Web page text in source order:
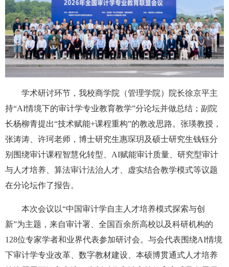
学术研讨环节，我校商学院（管理学院）院长徐京平主
持“AI情境下的审计学专业教育教学”分论坛并做总结；副院
长杨柳青提出“技术赋能+课程重构”的教改思路。张瑛教授，
张涛涛、许珂老师，博士研究生惠琛玥及硕士研究生钱钰分
别围绕审计课程智慧化转型、AI赋能审计质量、研究型审计
与人才培养、算法审计法治人才、虚实结合教学模式等议题
在分论坛作了报告。
本次会议以“中国审计学自主人才培养模式探索与创
新”为主题，来自审计署、全国百余所高校以及科研机构的
128位专家学者和业界代表参加研讨会。与会代表围绕AI情境
下审计学专业改革、数字教材建设、本硕博贯通式人才培养